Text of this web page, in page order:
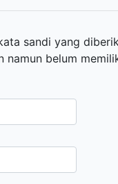
sandi yang
namun belum